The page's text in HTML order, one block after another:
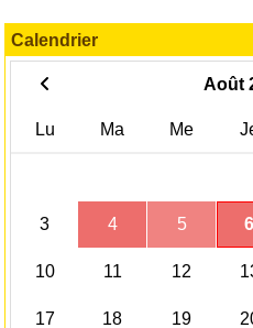
Calendrier
Août
Lu Ma Me
3 4 5 6
10 11 12
17 18 19